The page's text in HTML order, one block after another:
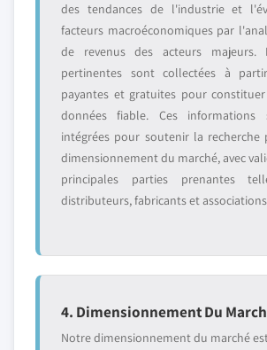
des tendances de l'industrie et
facteurs macroéconomiques par
de revenus des acteurs majeurs.
pertinentes sont collectées à
payantes et gratuites pour
données fiable. Ces informations
intégrées pour soutenir la recherche
dimensionnement du marché, avec
principales parties prenantes
distributeurs, fabricants et
4. Dimensionnement Du
Notre dimensionnement du marché